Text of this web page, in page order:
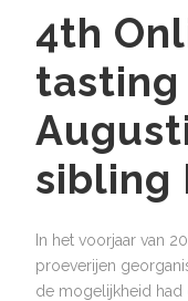
4th
tasting
sibling
In het voorjaar van
proeverijen
de mogelijkheid had